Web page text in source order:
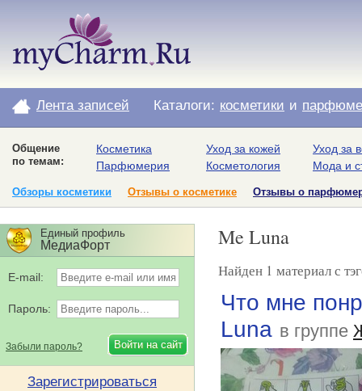
Лента записей Каталоги: косметики и
Общение
по темам:
Косметика
Парфюмерия
Уход за кожей
Косметология
Уход за
Мода и
Обзоры косметики Отзывы о косметике Отзывы о
Me Luna
Найден 1 материал с
Что мне
Luna в группе
Единый профиль
МедиаФорт
E-mail:
Пароль:
Забыли пароль?
Зарегистрироваться